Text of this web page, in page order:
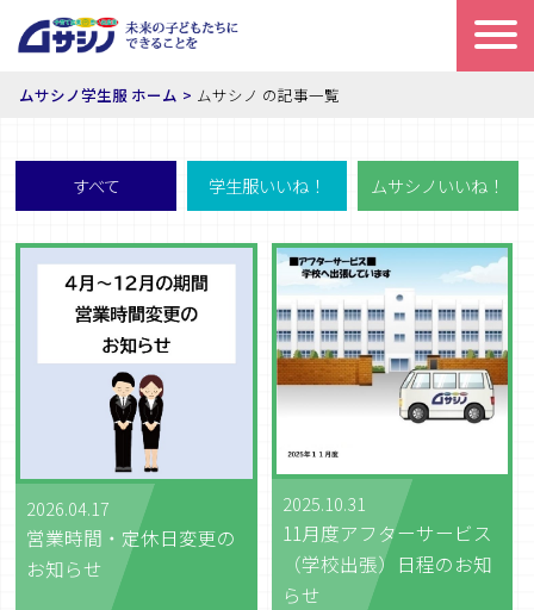
ムサシノ学生服 ホーム ムサシノ の記事一覧
すべて 学生服いいね！ ムサシノいいね！
2026.04.17
営業時間・定休日変更の
お知らせ
2025.10.31
11月度アフターサービス
（学校出張）日程のお知
らせ